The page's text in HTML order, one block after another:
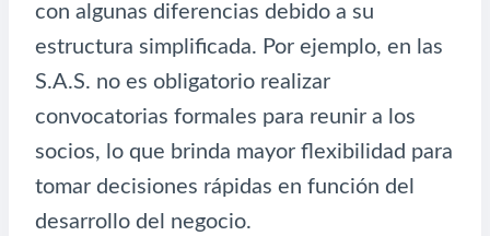
con algunas diferencias debido a su
estructura simplificada. Por ejemplo, en las
S.A.S. no es obligatorio realizar
convocatorias formales para reunir a los
socios, lo que brinda mayor flexibilidad para
tomar decisiones rápidas en función del
desarrollo del negocio.